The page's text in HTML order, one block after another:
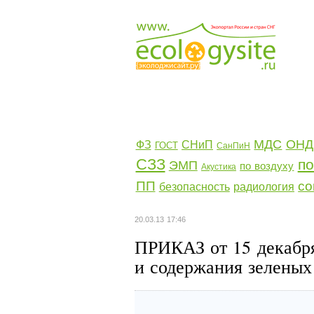
ФЗ ГОСТ СНиП СанПиН МДС ОНД
СЗЗ ЭМП Акустика по воздуху
ПП безопасность радиология
20.03.13 17:46
ПРИКАЗ от 15
и содержания